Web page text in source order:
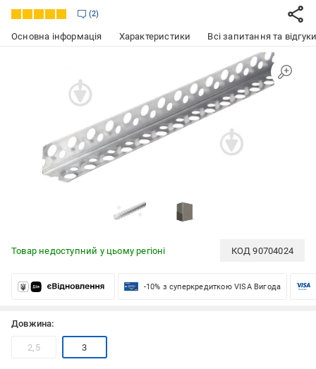
2
Основна інформація Характеристики Всі запитання та
Товар недоступний у цьому регіоні КОД90704024
-10% з суперкредиткою VISA Вигода
Довжина:
2,5 3